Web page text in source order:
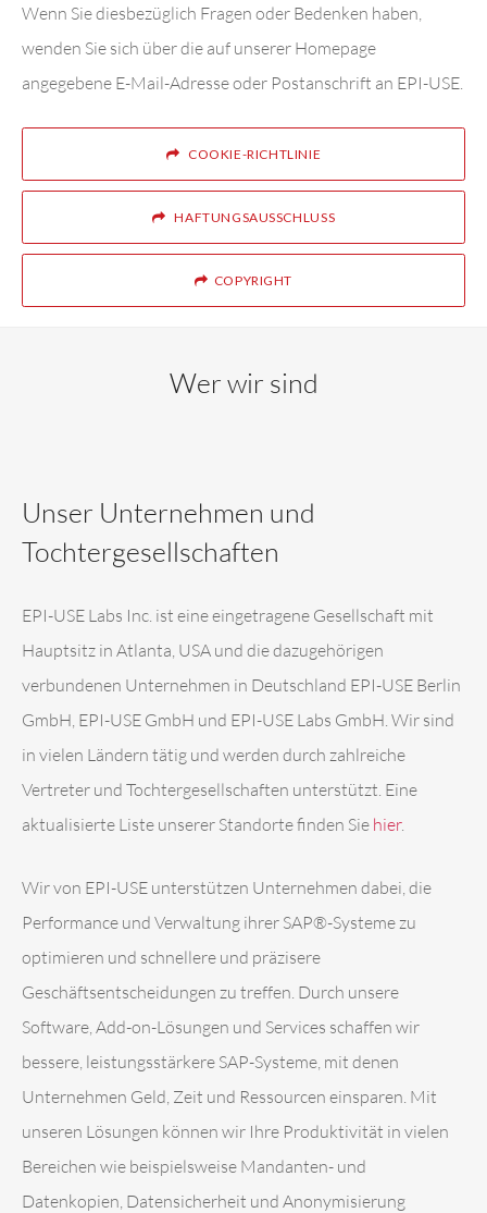
Wenn Sie diesbezüglich Fragen oder Bedenken haben,
wenden Sie sich über die auf unserer Homepage
angegebene E-Mail-Adresse oder Postanschrift an EPI-USE.
COOKIE-RICHTLINIE
HAFTUNGSAUSSCHLUSS
COPYRIGHT
Wer wir sind
Unser Unternehmen und
Tochtergesellschaften
EPI-USE Labs Inc. ist eine eingetragene Gesellschaft mit
Hauptsitz in Atlanta, USA und die dazugehörigen
verbundenen Unternehmen in Deutschland EPI-USE Berlin
GmbH, EPI-USE GmbH und EPI-USE Labs GmbH. Wir sind
in vielen Ländern tätig und werden durch zahlreiche
Vertreter und Tochtergesellschaften unterstützt. Eine
aktualisierte Liste unserer Standorte finden Sie hier.
Wir von EPI-USE unterstützen Unternehmen dabei, die
Performance und Verwaltung ihrer SAP®-Systeme zu
optimieren und schnellere und präzisere
Geschäftsentscheidungen zu treffen. Durch unsere
Software, Add-on-Lösungen und Services schaffen wir
bessere, leistungsstärkere SAP-Systeme, mit denen
Unternehmen Geld, Zeit und Ressourcen einsparen. Mit
unseren Lösungen können wir Ihre Produktivität in vielen
Bereichen wie beispielsweise Mandanten- und
Datenkopien, Datensicherheit und Anonymisierung